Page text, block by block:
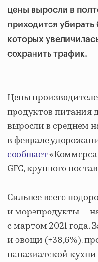
цены выросли в
приходится
которых
сохранить трафик.
Цены
продуктов питания
выросли в среднем
в феврале
сообщает
GFC, крупного
Сильнее всего
и морепродукты —
с мартом 2021 года.
и овощи (+38,6%),
паназиатской